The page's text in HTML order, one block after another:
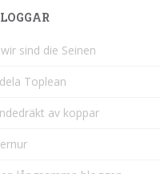
sind die Seinen
Toplean
av koppar